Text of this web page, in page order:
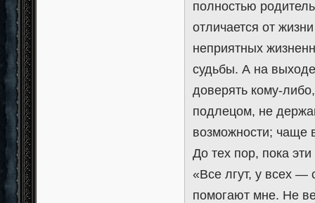
полностью
отличается от
неприятных
судьбы. А на
доверять кому-
подлецом, не
возможности; чаще
До тех пор, пока
«Все лгут, у всех —
помогают мне. Не